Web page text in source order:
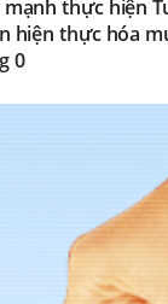
thực hiện
hiện thực hóa
0